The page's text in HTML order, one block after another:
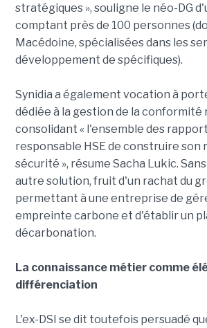
stratégiques », souligne le néo-DG
comptant près de 100 personnes
Macédoine, spécialisées dans les
développement de spécifiques).
Synidia a également vocation à
dédiée à la gestion de la
consolidant « l'ensemble des
responsable HSE de construire son
sécurité », résume Sacha Lukic.
autre solution, fruit d'un rachat du
permettant à une entreprise de
empreinte carbone et d'établir un
décarbonation.
La connaissance métier comme
différenciation
L'ex-DSI se dit toutefois persuadé